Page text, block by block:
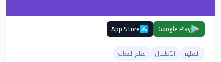
Google Play
App Store
التعليم الأطفال تعلم اللغات